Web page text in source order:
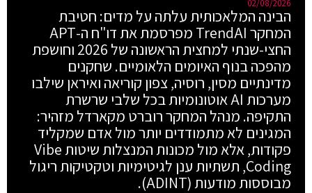
02/08/2026
הבינה המלאכותית עלתה על מדים: חטיבת
המחקר TrendAI מפרסמת את דו"ח ה-APT
החצי-שנתי למחצית הראשונה של 2026 וחושפת
מהפכה בנוף האיומים הלאומיים. שחקנים
מדינתיים מסין, רוסיה, צפון קוריאה ואיראן שילבו
מערכות AI אוטונומיות בכל שלבי שרשרת
התקיפה. מנהל המחקר רוברט מקארדל מזהיר:
המגינים לא מתמודדים יותר מול אדם שמקליד
פקודות, אלא מול מכונות המנצלות שיטות Vibe
Coding, תשתיות ענן לגיטימיות וטקטיקות ריגול
מבוססות מודעות (ADINT).